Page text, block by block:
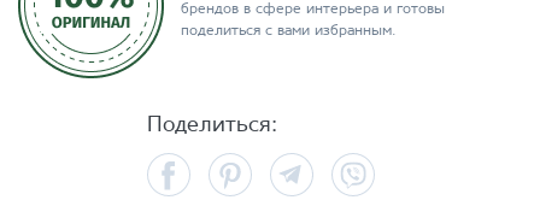
брендов в сфере интерьера и готовы
поделиться с вами избранным.
Поделиться:
FacebookPinterest Telegram